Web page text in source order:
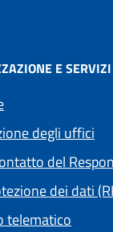
E SERVIZI
degli uffici
del
dei dati
telematico